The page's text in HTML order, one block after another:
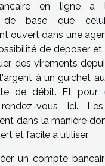
en ligne a
de base que
ouvert dans une
de déposer et
des virements
à un guichet
de débit. Et pour
vous ici. Les
dans la manière
et facile à utiliser.
un compte